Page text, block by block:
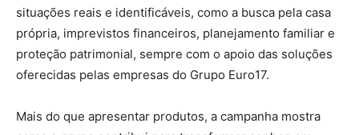
situações reais e identificáveis, como a busca pela casa
própria, imprevistos financeiros, planejamento familiar e
proteção patrimonial, sempre com o apoio das soluções
oferecidas pelas empresas do Grupo Euro17.
Mais do que apresentar produtos, a campanha mostra